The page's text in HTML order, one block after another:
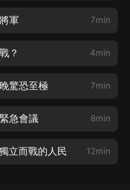
軍 7min
？ 4min
驚恐至極 7min
急會議 8min
立而戰的人民 12min